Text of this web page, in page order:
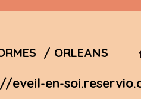
/ ORLEANS
eveil-en-